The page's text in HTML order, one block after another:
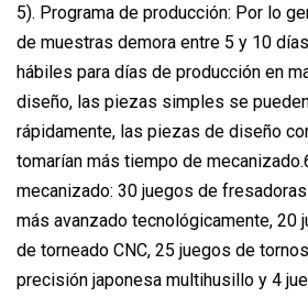
5). Programa de producción: Por lo
de muestras demora entre 5 y 10
hábiles para días de producción en
diseño, las piezas simples se
rápidamente, las piezas de diseño
tomarían más tiempo de
mecanizado: 30 juegos de
más avanzado tecnológicamente, 20
de torneado CNC, 25 juegos de
precisión japonesa multihusillo y 4